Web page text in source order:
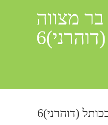
מצווה
(דוהרני)6